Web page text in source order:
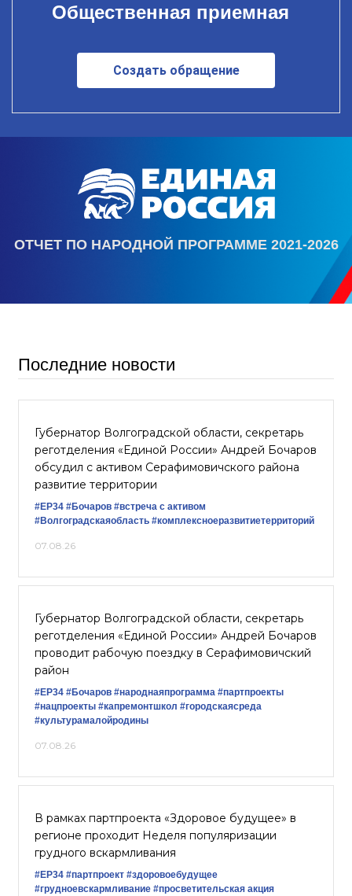
Общественная приемная
Создать обращение
ОТЧЕТ ПО НАРОДНОЙ ПРОГРАММЕ 2021-2026
Последние новости
Губернатор Волгоградской области, секретарь
реготделения «Единой России» Андрей Бочаров
обсудил с активом Серафимовичского района
развитие территории
#ЕР34 #Бочаров #встреча с активом
#Волгоградскаяобласть #комплексноеразвитиетерриторий
07.08.26
Губернатор Волгоградской области, секретарь
реготделения «Единой России» Андрей Бочаров
проводит рабочую поездку в Серафимовичский
район
#ЕР34 #Бочаров #народнаяпрограмма #партпроекты
#нацпроекты #капремонтшкол #городскаясреда
#культурамалойродины
07.08.26
В рамках партпроекта «Здоровое будущее» в
регионе проходит Неделя популяризации
грудного вскармливания
#ЕР34 #партпроект #здоровоебудущее
#грудноевскармливание #просветительская акция